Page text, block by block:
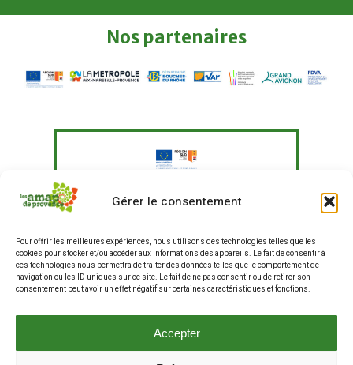
Gérer le consentement
Pour offrir les meilleures expériences, nous utilisons des technologies telles que les
cookies pour stocker et/ou accéder aux informations des appareils. Le fait de consentir à
ces technologies nous permettra de traiter des données telles que le comportement de
navigation ou les ID uniques sur ce site. Le fait de ne pas consentir ou de retirer son
consentement peut avoir un effet négatif sur certaines caractéristiques et fonctions.
Accepter
Nos partenaires
Le Fonds Européen Agricole pour le
d'actions visant à "Agir pour une
alimentation plus durable en
entreprises et restauration hors
domicile, et renforcer les liens entre
La production de ce site internet a fait
partie de ce programme.